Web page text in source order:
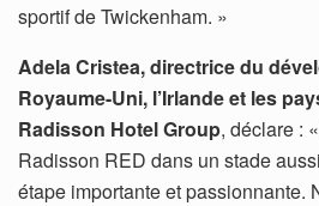
sportif de Twickenham. »
Adela Cristea, directrice du
Royaume-Uni, l’Irlande et les
Radisson Hotel Group, déclare :
Radisson RED dans un stade
étape importante et passionnante.